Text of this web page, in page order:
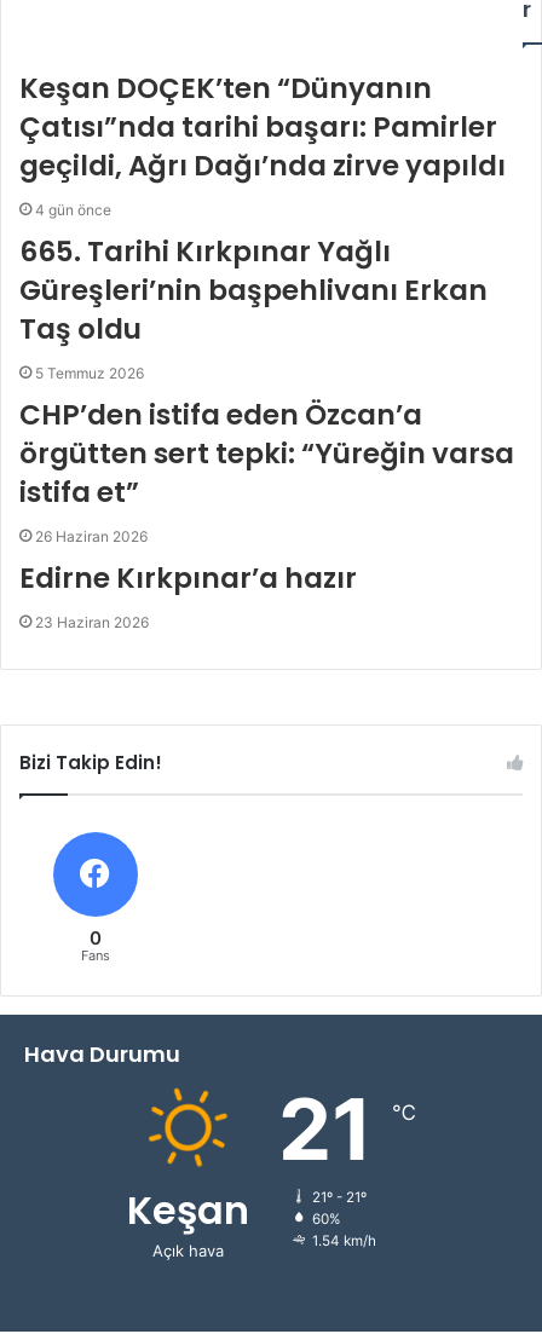
r
Keşan DOÇEK’ten “Dünyanın
Çatısı”nda tarihi başarı: Pamirler
geçildi, Ağrı Dağı’nda zirve yapıldı
4 gün önce
665. Tarihi Kırkpınar Yağlı
Güreşleri’nin başpehlivanı Erkan
Taş oldu
5 Temmuz 2026
CHP’den istifa eden Özcan’a
örgütten sert tepki: “Yüreğin varsa
istifa et”
26 Haziran 2026
Edirne Kırkpınar’a hazır
23 Haziran 2026
Bizi Takip Edin!
0
Fans
Hava Durumu
Keşan
Açık hava
21 ℃
21º - 21º
60%
1.54 km/h